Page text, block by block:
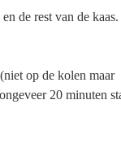
de rest van de kaas.
op de kolen maar
20 minuten